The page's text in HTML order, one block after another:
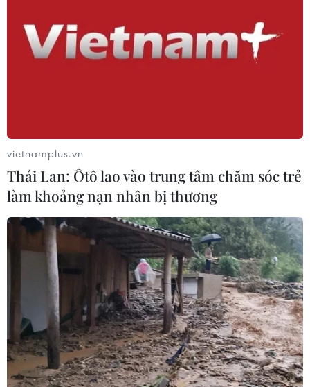
vietnamplus.vn
Thái Lan: Ôtô lao vào trung tâm chăm sóc trẻ
làm khoảng nạn nhân bị thương